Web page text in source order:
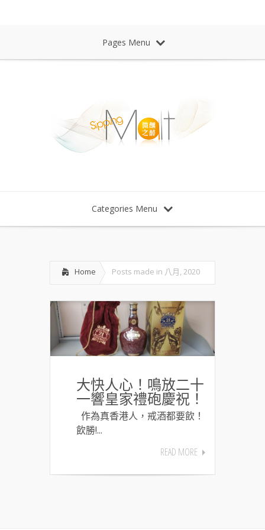
Pages Menu
Categories Menu
Home Posts made in 八月, 2020
大快人心！鳴放二十
一響皇家禮砲慶祝！
作為真香港人，戒酒都要飲！
飲勝!...
READ MORE